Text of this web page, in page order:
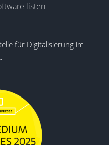
listen
für Digitalisierung im